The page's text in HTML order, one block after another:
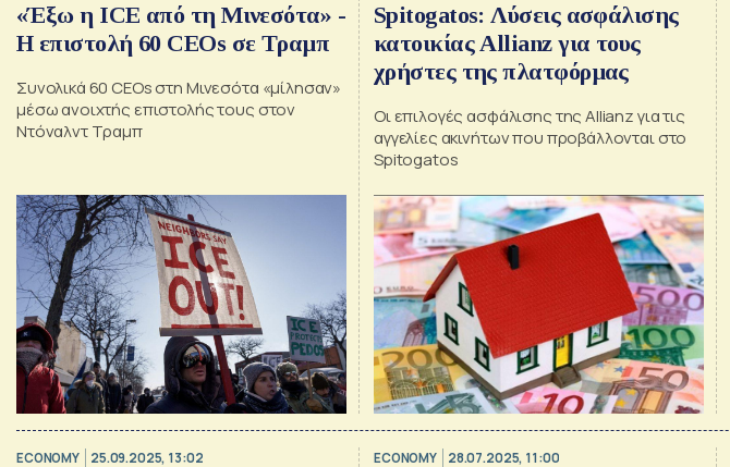
«Έξω η ICE από τη Μινεσότα» -
Η επιστολή 60 CEOs σε Τραμπ
Συνολικά 60 CEOs στη Μινεσότα «μίλησαν»
μέσω ανοιχτής επιστολής τους στον
Ντόναλντ Τραμπ
Spitogatos: Λύσεις ασφάλισης
κατοικίας Allianz για τους
χρήστες της πλατφόρμας
Οι επιλογές ασφάλισης της Allianz για τις
αγγελίες ακινήτων που προβάλλονται στο
Spitogatos
ECONOMY 25.09.2025, 13:02 ECONOMY 28.07.2025, 11:00